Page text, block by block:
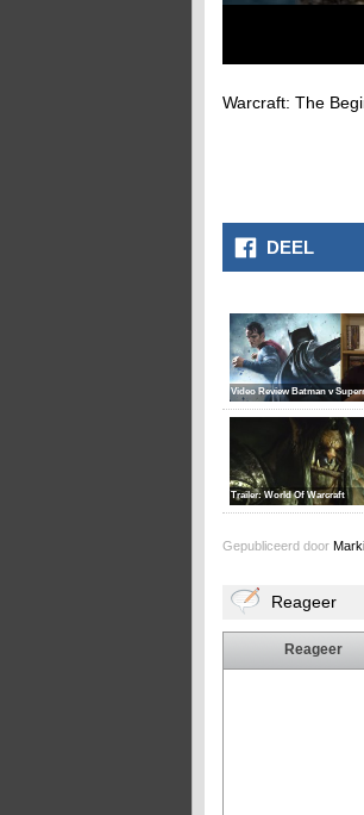
Warcraft: The
DEEL
Video Review Batman v
Trailer: World Of Warcraft
Gepubliceerd door
Reageer
Reageer